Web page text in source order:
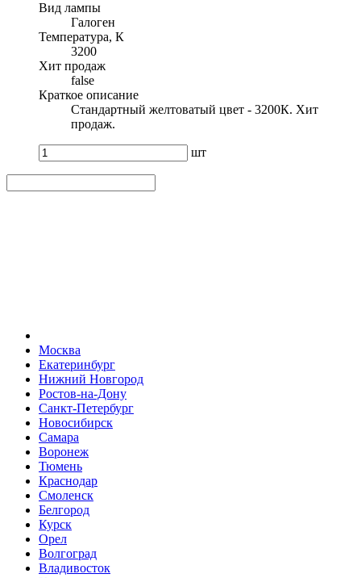
Вид лампы
Галоген
Температура, К
3200
Хит продаж
false
Краткое описание
Стандартный желтоватый цвет - 3200К. Хит
продаж.
шт
Москва
Екатеринбург
Нижний Новгород
Ростов-на-Дону
Санкт-Петербург
Новосибирск
Самара
Воронеж
Тюмень
Краснодар
Смоленск
Белгород
Курск
Орел
Волгоград
Владивосток